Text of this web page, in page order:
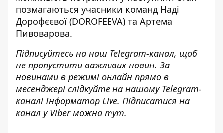
позмагаються учасники команд Наді
Дорофєєвої (DOROFEEVA) та Артема
Пивоварова.
Підписуйтесь на наш Telegram-канал, щоб
не пропустити важливих новин. За
новинами в режимі онлайн прямо в
месенджері слідкуйте на нашому Telegram-
каналіІнформатор Live. Підписатися на
канал у Viber можна тут.